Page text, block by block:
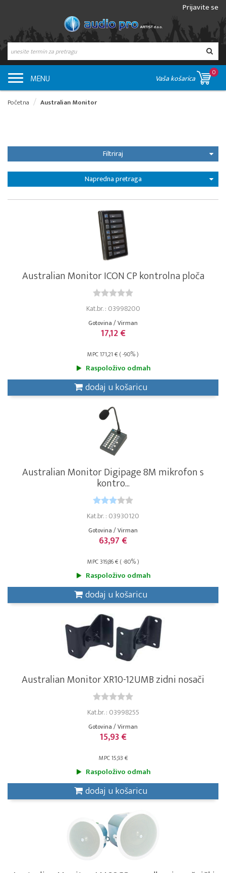
Prijavite se
MENU Vaša košarica
0
Početna Australian Monitor
Filtriraj
Napredna pretraga
Australian Monitor ICON CP kontrolna ploča
Kat.br. : 03998200
Gotovina / Virman
17,12 €
MPC 171,21 € ( -90% )
Raspoloživo odmah
dodaj u košaricu
Australian Monitor Digipage 8M mikrofon s
kontro...
Kat.br. : 03930120
Gotovina / Virman
63,97 €
MPC 319,86 € ( -80% )
Raspoloživo odmah
dodaj u košaricu
Australian Monitor XR10-12UMB zidni nosači
Kat.br. : 03998255
Gotovina / Virman
15,93 €
MPC 15,93 €
Raspoloživo odmah
dodaj u košaricu